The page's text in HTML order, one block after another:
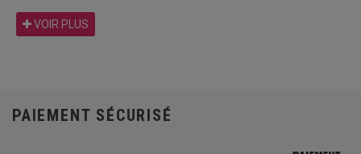
VOIR PLUS
PAIEMENT SÉCURISÉ